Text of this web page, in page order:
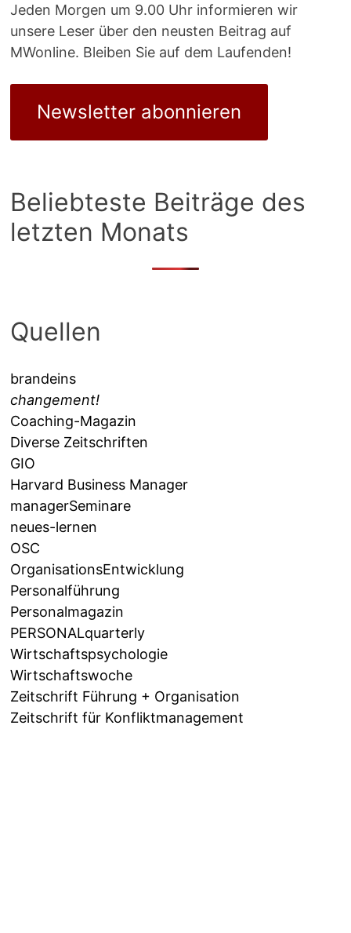
Jeden Morgen um 9.00 Uhr informieren wir
unsere Leser über den neusten Beitrag auf
MWonline. Bleiben Sie auf dem Laufenden!
Newsletter abonnieren
Beliebteste Beiträge des
letzten Monats
Quellen
brandeins
changement!
Coaching-Magazin
Diverse Zeitschriften
GIO
Harvard Business Manager
managerSeminare
neues-lernen
OSC
OrganisationsEntwicklung
Personalführung
Personalmagazin
PERSONALquarterly
Wirtschaftspsychologie
Wirtschaftswoche
Zeitschrift Führung + Organisation
Zeitschrift für Konfliktmanagement